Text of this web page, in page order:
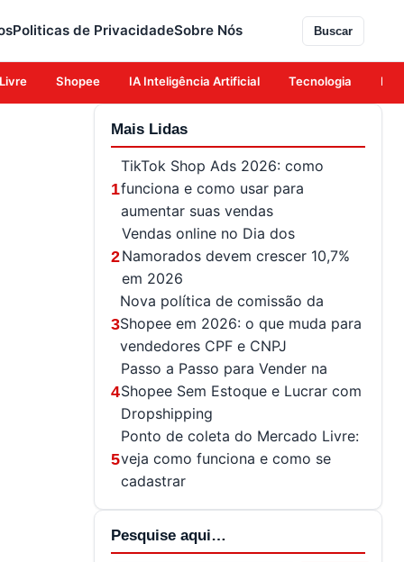
Politicas de PrivacidadeSobre Nós Buscar
Shopee IA Inteligência Artificial Tecnologia
Mais Lidas
1
TikTok Shop Ads 2026: como
funciona e como usar para
aumentar suas vendas
2
Vendas online no Dia dos
Namorados devem crescer 10,7%
em 2026
3
Nova política de comissão da
Shopee em 2026: o que muda para
vendedores CPF e CNPJ
4
Passo a Passo para Vender na
Shopee Sem Estoque e Lucrar com
Dropshipping
5
Ponto de coleta do Mercado Livre:
veja como funciona e como se
cadastrar
Pesquise aqui…